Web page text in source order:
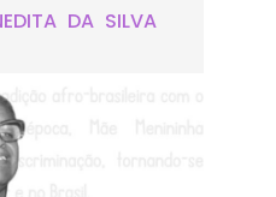
DA SILVA